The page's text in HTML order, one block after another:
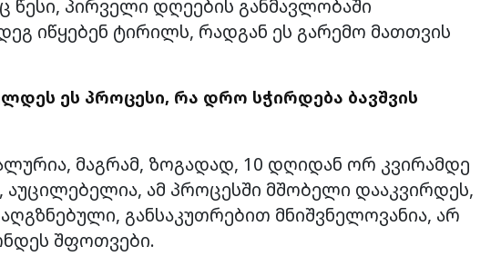
წესი, პირველი დღეების განმავლობაში
იწყებენ ტირილს, რადგან ეს გარემო მათთვის
ეს პროცესი, რა დრო სჭირდება ბავშვის
მაგრამ, ზოგადად, 10 დღიდან ორ კვირამდე
ამ პროცესში მშობელი დააკვირდეს,
განსაკუთრებით მნიშვნელოვანია, არ
შფოთვები.